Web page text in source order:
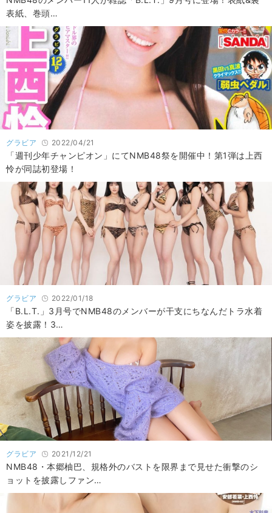
表紙、巻頭…
グラビア 2022/04/21
「週刊少年チャンピオン」にてNMB48祭を開催中！第1弾は上西
怜が同誌初登場！
グラビア 2022/01/18
「B.L.T.」3月号でNMB48のメンバーが干支にちなんだトラ水着
姿を披露！3…
グラビア 2021/12/21
NMB48・本郷柚巴、規格外のバストを限界まで見せた衝撃のシ
ョットを披露しファン…